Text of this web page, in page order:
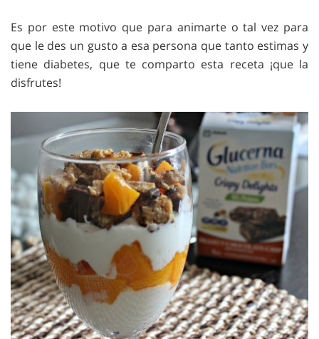
Es por este motivo que para animarte o tal vez para
que le des un gusto a esa persona que tanto estimas y
tiene diabetes, que te comparto esta receta ¡que la
disfrutes!